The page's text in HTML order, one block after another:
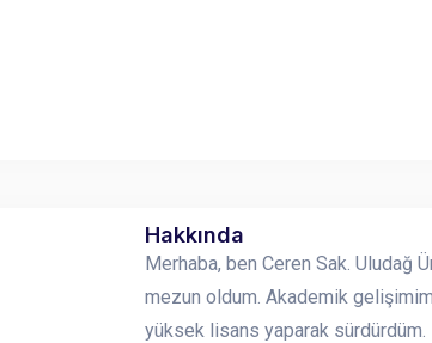
Hakkında
Merhaba, ben Ceren Sak. Uludağ
mezun oldum. Akademik
yüksek lisans yaparak sürdürdüm.